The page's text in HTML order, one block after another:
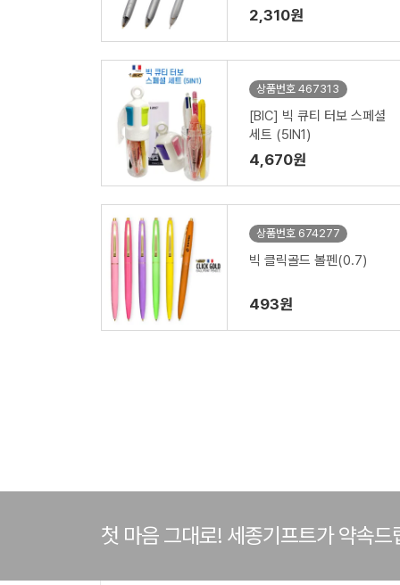
2,310원
상품번호 467313
[BIC] 빅 큐티 터보 스페셜
세트 (5IN1)
4,670원
상품번호 674277
빅 클릭골드 볼펜(0.7)
493원
첫 마음 그대로! 세종기프트가 약속드